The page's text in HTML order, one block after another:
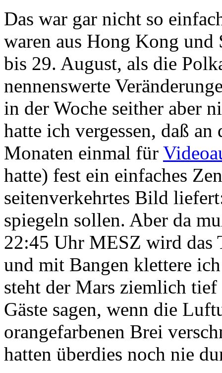
Das war gar nicht so
waren aus Hong Kong
bis 29. August, als die
nennenswerte
in der Woche seither aber
hatte ich vergessen, daß
Monaten einmal für
hatte) fest ein einfaches
seitenverkehrtes Bild
spiegeln sollen. Aber da
22:45 Uhr MESZ wird das
und mit Bangen klettere
steht der Mars ziemlich
Gäste sagen, wenn die
orangefarbenen Brei
hatten überdies noch nie